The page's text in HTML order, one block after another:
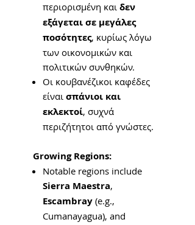
περιορισμένη και δεν
εξάγεται σε μεγάλες
ποσότητες, κυρίως λόγω
των οικονομικών και
πολιτικών συνθηκών.
Οι κουβανέζικοι καφέδες
είναι σπάνιοι και
εκλεκτοί, συχνά
περιζήτητοι από γνώστες.
Growing Regions:
Notable regions include
Sierra Maestra,
Escambray (e.g.,
Cumanayagua), and